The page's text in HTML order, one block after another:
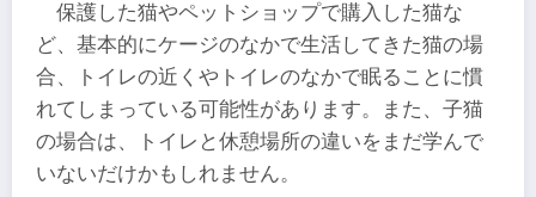
保護した猫やペットショップで購入した猫な
ど、基本的にケージのなかで生活してきた猫の場
合、トイレの近くやトイレのなかで眠ることに慣
れてしまっている可能性があります。また、子猫
の場合は、トイレと休憩場所の違いをまだ学んで
いないだけかもしれません。